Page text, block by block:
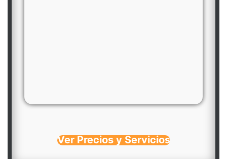
Ver Precios y Servicios